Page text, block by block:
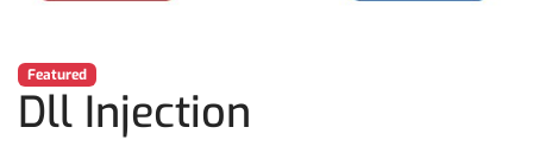
Featured
Dll Injection